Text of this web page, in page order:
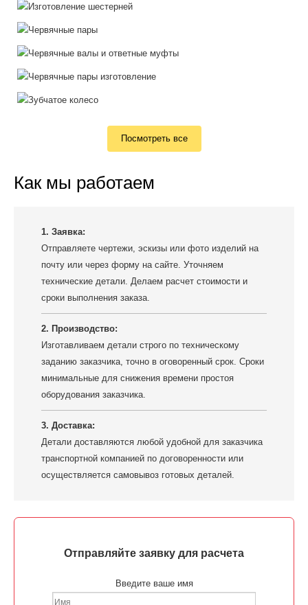
Посмотреть все
Как мы работаем
1. Заявка:
Отправляете чертежи, эскизы или фото изделий на
почту или через форму на сайте. Уточняем
технические детали. Делаем расчет стоимости и
сроки выполнения заказа.
2. Производство:
Изготавливаем детали строго по техническому
заданию заказчика, точно в оговоренный срок. Сроки
минимальные для снижения времени простоя
оборудования заказчика.
3. Доставка:
Детали доставляются любой удобной для заказчика
транспортной компанией по договоренности или
осуществляется самовывоз готовых деталей.
Отправляйте заявку для расчета
Введите ваше имя